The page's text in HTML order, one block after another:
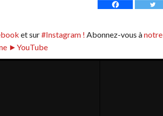
et sur#Instagram ! Abonnez-vous ànotre
►YouTube